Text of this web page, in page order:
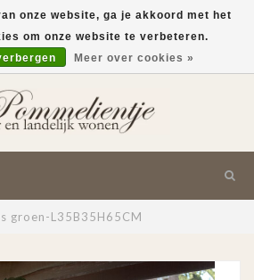
groen-L35B35H65CM
onze website, ga je akkoord met het
om onze website te verbeteren.
Meer over cookies »